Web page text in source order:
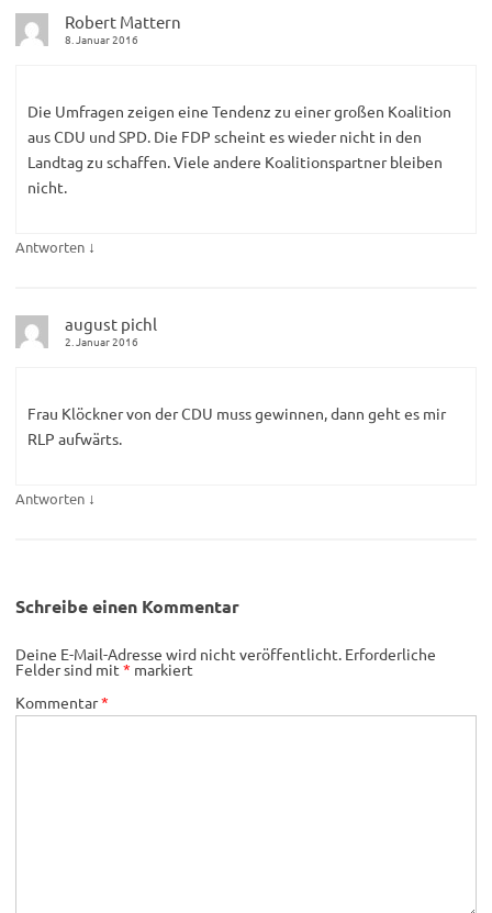
Robert Mattern
8. Januar 2016
Die Umfragen zeigen eine Tendenz zu einer großen Koalition
aus CDU und SPD. Die FDP scheint es wieder nicht in den
Landtag zu schaffen. Viele andere Koalitionspartner bleiben
nicht.
Antworten ↓
august pichl
2. Januar 2016
Frau Klöckner von der CDU muss gewinnen, dann geht es mir
RLP aufwärts.
Antworten ↓
Schreibe einen Kommentar
Deine E-Mail-Adresse wird nicht veröffentlicht. Erforderliche
Felder sind mit * markiert
Kommentar*